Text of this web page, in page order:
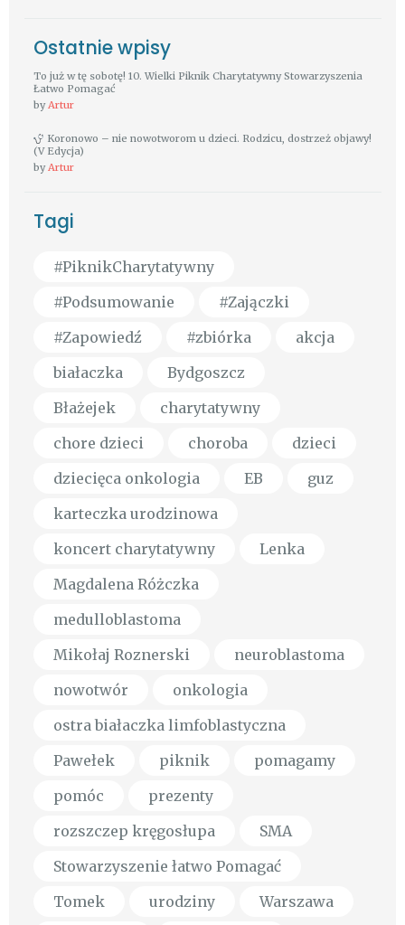
Ostatnie wpisy
To już w tę sobotę! 10. Wielki Piknik Charytatywny Stowarzyszenia
Łatwo Pomagać
by Artur
Koronowo – nie nowotworom u dzieci. Rodzicu, dostrzeż objawy!
(V Edycja)
byArtur
Tagi
#PiknikCharytatywny
#Podsumowanie
#Zajączki
#Zapowiedź
#zbiórka
akcja
białaczka
Bydgoszcz
Błażejek
charytatywny
chore dzieci
choroba
dzieci
dziecięca onkologia
EB
guz
karteczka urodzinowa
koncert charytatywny
Lenka
Magdalena Różczka
medulloblastoma
Mikołaj Roznerski
neuroblastoma
nowotwór
onkologia
ostra białaczka limfoblastyczna
Pawełek
piknik
pomagamy
pomóc
prezenty
rozszczep kręgosłupa
SMA
Stowarzyszenie łatwo Pomagać
Tomek
urodziny
Warszawa